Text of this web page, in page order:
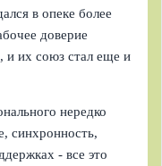
в опеке более
доверие
и их союз стал еще и
нередко
синхронность,
- все это